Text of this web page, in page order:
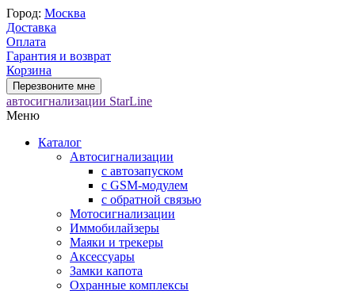
Город: Москва
Доставка
Оплата
Гарантия и возврат
Корзина
Перезвоните мне
автосигнализации StarLine
Меню
Каталог
Автосигнализации
с автозапуском
с GSM-модулем
с обратной связью
Мотосигнализации
Иммобилайзеры
Маяки и трекеры
Аксессуары
Замки капота
Охранные комплексы